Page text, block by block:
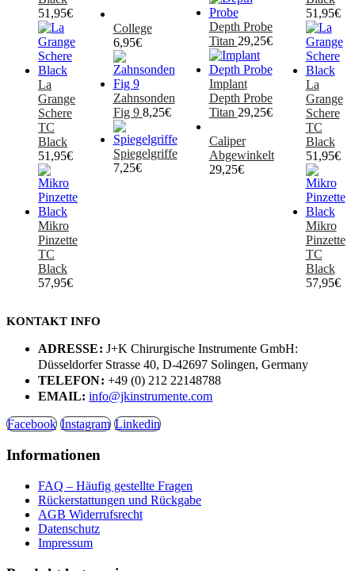
51,95€
La
Grange
Schere
TC
Black
51,95€
Mikro
Pinzette
TC
Black
57,95€
College
6,95€
Zahnsonden
Fig 9 8,25€
Spiegelgriffe
7,25€
Depth Probe
Titan 29,25€
Implant
Depth Probe
Titan 29,25€
Caliper
Abgewinkelt
29,25€
51,95€
La
Grange
Schere
TC
Black
51,95€
Mikro
Pinzette
TC
Black
57,95€
KONTAKT INFO
ADRESSE: J+K Chirurgische Instrumente GmbH:
Düsseldorfer Strasse 40, D-42697 Solingen, Germany
TELEFON: +49 (0) 212 22148788
EMAIL: info@jkinstrumente.com
Facebook Instagram Linkedin
Informationen
FAQ – Häufig gestellte Fragen
Rückerstattungen und Rückgabe
AGB Widerrufsrecht
Datenschutz
Impressum